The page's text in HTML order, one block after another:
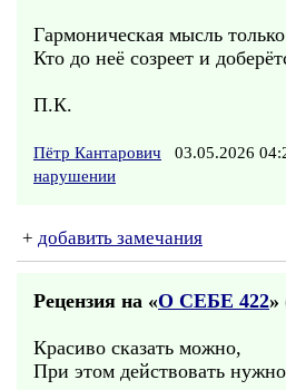
Гармоническая мысль
Кто до неё созреет и
П.К.
Пётр Кантарович 03.05.2026
нарушении
+ добавить замечания
Рецензия на «О СЕБЕ 422»
Красиво сказать можно,
При этом действовать